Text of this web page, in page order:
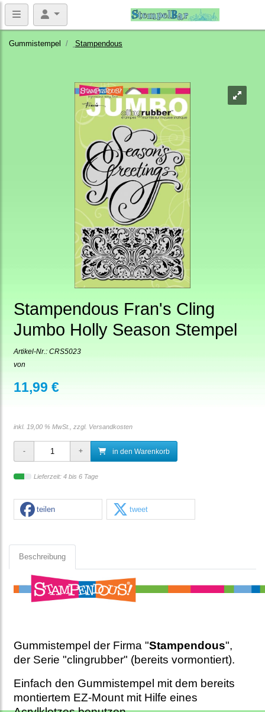
Gummistempel Stampendous
Stampendous Fran's Cling
Jumbo Holly Season Stempel
Artikel-Nr.: CRS5023
von
11,99 €
inkl. 19,00 % MwSt., zzgl. Versandkosten
in den Warenkorb
Lieferzeit: 4 bis 6 Tage
teilen tweet
Beschreibung
Gummistempel der Firma "Stampendous",
der Serie "clingrubber" (bereits vormontiert).
Einfach den Gummistempel mit dem bereits
montiertem EZ-Mount mit Hilfe eines